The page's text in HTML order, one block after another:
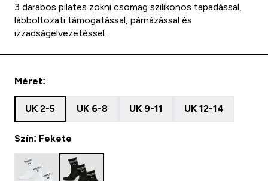
3 darabos pilates zokni csomag szilikonos tapadással,
lábboltozati támogatással, párnázással és
izzadságelvezetéssel.
Méret:
UK 2-5 UK 6-8 UK 9-11 UK 12-14
Szín: Fekete